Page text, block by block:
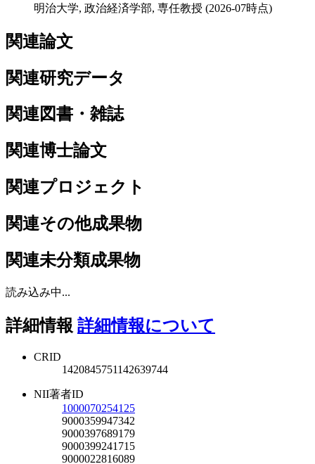
明治大学, 政治経済学部, 専任教授 (2026-07時点)
関連論文
関連研究データ
関連図書・雑誌
関連博士論文
関連プロジェクト
関連その他成果物
関連未分類成果物
読み込み中...
詳細情報 詳細情報について
CRID
1420845751142639744
NII著者ID
1000070254125
9000359947342
9000397689179
9000399241715
9000022816089